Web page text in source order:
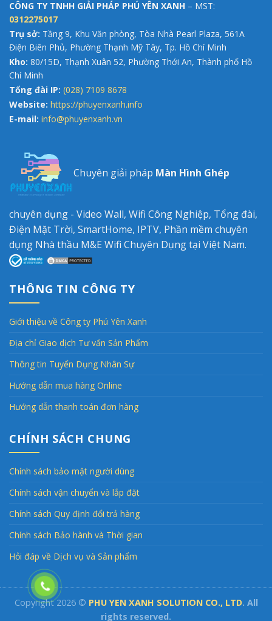
CÔNG TY TNHH GIẢI PHÁP PHÚ YÊN XANH – MST:
0312275017
Trụ sở: Tầng 9, Khu Văn phòng, Tòa Nhà Pearl Plaza, 561A
Điện Biên Phủ, Phường Thạnh Mỹ Tây, Tp. Hồ Chí Minh
Kho: 80/15D, Thạnh Xuân 52, Phường Thới An, Thành phố Hồ
Chí Minh
Tổng đài IP: (028) 7109 8678
Website: https://phuyenxanh.info
E-mail: info@phuyenxanh.vn
Chuyên giải pháp Màn Hình Ghép
chuyên dụng - Video Wall, Wifi Công Nghiệp, Tổng đài,
Điện Mặt Trời, SmartHome, IPTV, Phần mềm chuyên
dụng Nhà thầu M&E Wifi Chuyên Dụng tại Việt Nam.
THÔNG TIN CÔNG TY
Giới thiệu về Công ty Phú Yên Xanh
Địa chỉ Giao dịch Tư vấn Sản Phẩm
Thông tin Tuyển Dụng Nhân Sự
Hướng dẫn mua hàng Online
Hướng dẫn thanh toán đơn hàng
CHÍNH SÁCH CHUNG
Chính sách bảo mật người dùng
Chính sách vận chuyển và lắp đặt
Chính sách Quy định đổi trả hàng
Chính sách Bảo hành và Thời gian
Hỏi đáp về Dịch vụ và Sản phẩm
Copyright 2026 © PHU YEN XANH SOLUTION CO., LTD. All
rights reserved.